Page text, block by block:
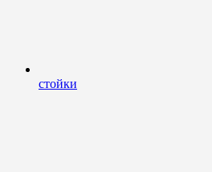
стойки